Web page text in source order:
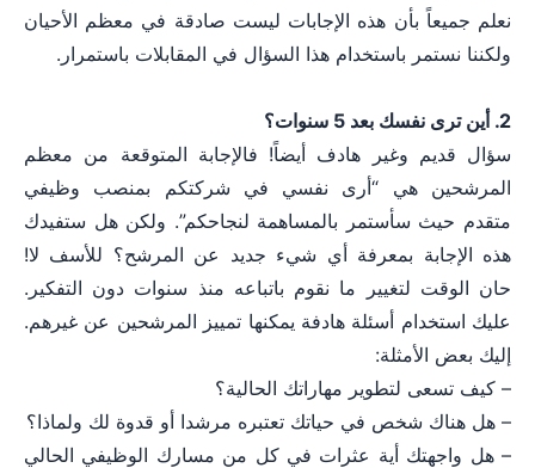
نعلم جميعاً بأن هذه الإجابات ليست صادقة في معظم الأحيان
ولكننا نستمر باستخدام هذا السؤال في المقابلات باستمرار.
2. أين ترى نفسك بعد 5 سنوات؟
سؤال قديم وغير هادف أيضاً! فالإجابة المتوقعة من معظم
المرشحين هي “أرى نفسي في شركتكم بمنصب وظيفي
متقدم حيث سأستمر بالمساهمة لنجاحكم”. ولكن هل ستفيدك
هذه الإجابة بمعرفة أي شيء جديد عن المرشح؟ للأسف لا!
حان الوقت لتغيير ما نقوم باتباعه منذ سنوات دون التفكير.
عليك استخدام أسئلة هادفة يمكنها تمييز المرشحين عن غيرهم.
إليك بعض الأمثلة:
– كيف تسعى لتطوير مهاراتك الحالية؟
– هل هناك شخص في حياتك تعتبره مرشدا أو قدوة لك ولماذا؟
– هل واجهتك أية عثرات في كل من مسارك الوظيفي الحالي